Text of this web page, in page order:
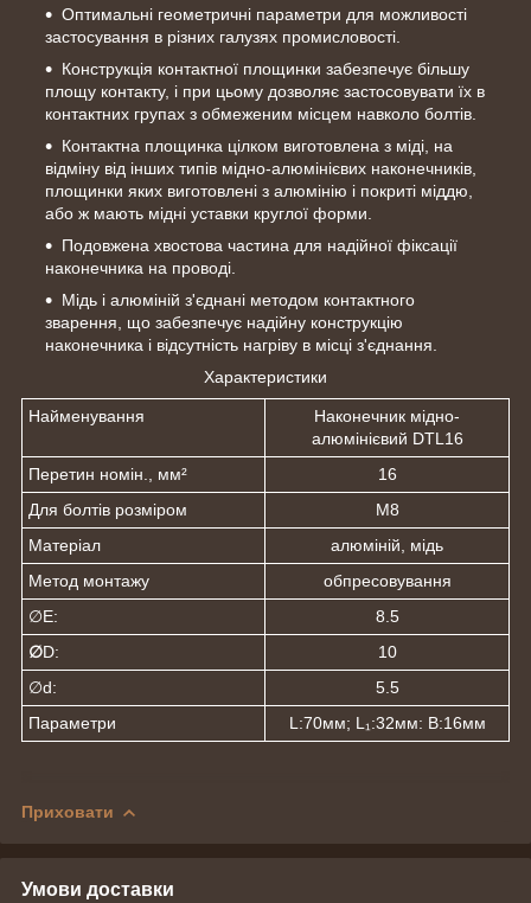
Оптимальні геометричні параметри для можливості
застосування в різних галузях промисловості.
Конструкція контактної площинки забезпечує більшу
площу контакту, і при цьому дозволяє застосовувати їх в
контактних групах з обмеженим місцем навколо болтів.
Контактна площинка цілком виготовлена з міді, на
відміну від інших типів мідно-алюмінієвих наконечників,
площинки яких виготовлені з алюмінію і покриті міддю,
або ж мають мідні уставки круглої форми.
Подовжена хвостова частина для надійної фіксації
наконечника на проводі.
Мідь і алюміній з'єднані методом контактного
зварення, що забезпечує надійну конструкцію
наконечника і відсутність нагріву в місці з'єднання.
Характеристики
Найменування
Наконечник мідно-
алюмінієвий DTL16
Перетин номін., мм²
16
Для болтів розміром
M8
Матеріал
алюміній, мідь
Метод монтажу
обпресовування
∅E:
8.5
∅D:
10
∅d:
5.5
Параметри
L:70мм; L₁:32мм: В:16мм
Приховати
Умови доставки